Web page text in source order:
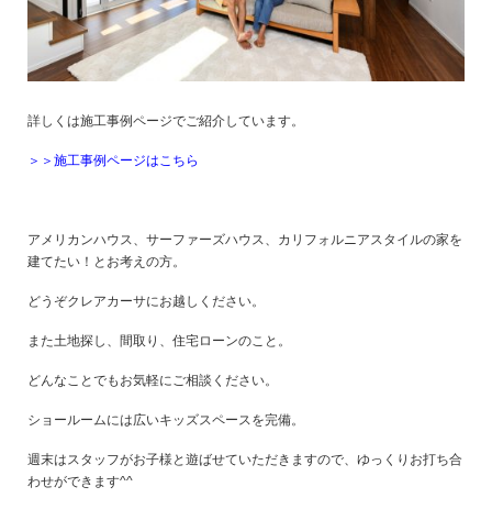
詳しくは施工事例ページでご紹介しています。
＞＞施工事例ページはこちら
アメリカンハウス、サーファーズハウス、カリフォルニアスタイルの家を
建てたい！とお考えの方。
どうぞクレアカーサにお越しください。
また土地探し、間取り、住宅ローンのこと。
どんなことでもお気軽にご相談ください。
ショールームには広いキッズスペースを完備。
週末はスタッフがお子様と遊ばせていただきますので、ゆっくりお打ち合
わせができます^^